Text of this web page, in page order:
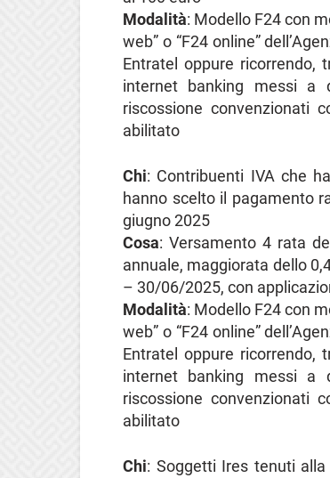
Modalità: Modello F24 con
web” o “F24 online”
Entratel oppure ricorrendo,
internet banking messi a
riscossione convenzionati
abilitato
Chi: Contribuenti IVA che
hanno scelto il pagamento
giugno 2025
Cosa: Versamento 4 rata
annuale, maggiorata dello
– 30/06/2025, con
Modalità: Modello F24 con
web” o “F24 online”
Entratel oppure ricorrendo,
internet banking messi a
riscossione convenzionati
abilitato
Chi: Soggetti Ires tenuti